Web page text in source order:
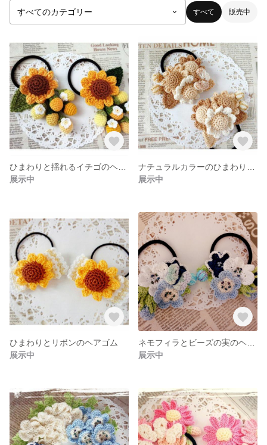
すべて 販売中
展示中
展示中
ひまわりとリボンのヘアゴム
展示中
展示中